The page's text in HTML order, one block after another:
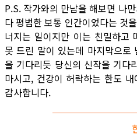
P.S. 작가와의 만남을 해보면 나
다 평범한 보통 인간이었다는 것
너지는 일이지만 이는 친밀하고
못 드린 말이 있는데 마지막으로
을 기다리듯 당신의 신작을 기다
마시고, 건강이 허락하는 한도
감사합니다.